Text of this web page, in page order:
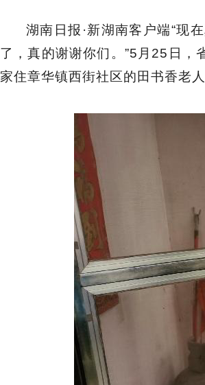
湖南日报·新湖南客户端“现
了，真的谢谢你们。”5月25日，
家住章华镇西街社区的田书香老